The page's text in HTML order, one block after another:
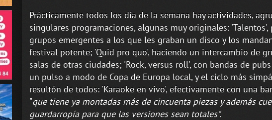
Prácticamente todos los día de la semana hay actividades,
singulares programaciones, algunas muy originales: 'Talentos',
grupos emergentes a los que les graban un disco y los
festival potente; 'Quid pro quo', haciendo un intercambio de
salas de otras ciudades; 'Rock, versus roll', con bandas de
un pulso a modo de Copa de Europa local, y el ciclo más
resultón de todos: 'Karaoke en vivo', efectivamente con una
"que tiene ya montadas más de cincuenta piezas y además
guardarropía para que las versiones sean totales".